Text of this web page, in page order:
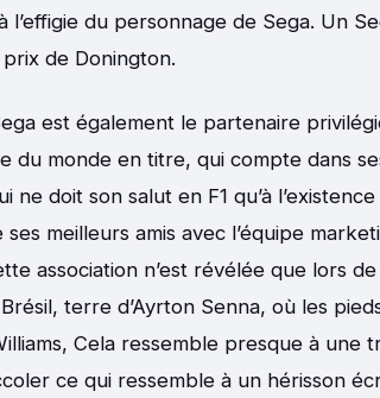
l’effigie du personnage de Sega. Un
de Donington.
est également le partenaire
du monde en titre, qui compte dans
ne doit son salut en F1 qu’à
ses meilleurs amis avec l’équipe
association n’est révélée que lors
terre d’Ayrton Senna, où les
Cela ressemble presque à une
ce qui ressemble à un hérisson